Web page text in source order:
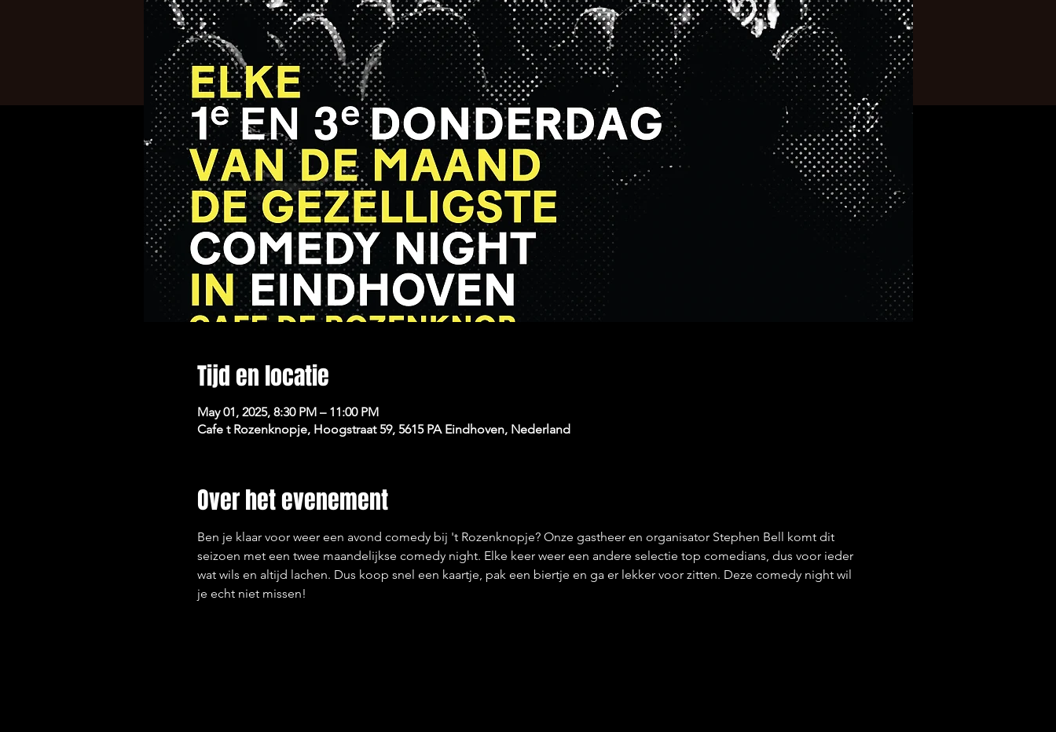
Tijd en locatie
May 01, 2025, 8:30 PM – 11:00 PM
Cafe t Rozenknopje, Hoogstraat 59, 5615 PA Eindhoven, Nederland
Over het evenement
Ben je klaar voor weer een avond comedy bij 't Rozenknopje? Onze gastheer en organisator Stephen Bell komt dit
seizoen met een twee maandelijkse comedy night. Elke keer weer een andere selectie top comedians, dus voor ieder
wat wils en altijd lachen. Dus koop snel een kaartje, pak een biertje en ga er lekker voor zitten. Deze comedy night wil
je echt niet missen!